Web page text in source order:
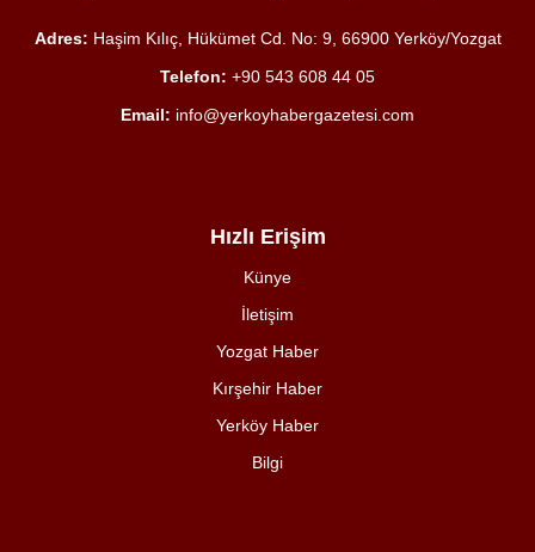
Adres: Haşim Kılıç, Hükümet Cd. No: 9, 66900 Yerköy/Yozgat
Telefon: +90 543 608 44 05
Email: info@yerkoyhabergazetesi.com
Hızlı Erişim
Künye
İletişim
Yozgat Haber
Kırşehir Haber
Yerköy Haber
Bilgi